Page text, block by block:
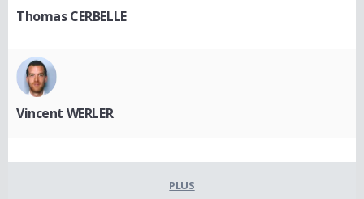
Thomas CERBELLE
Vincent WERLER
PLUS